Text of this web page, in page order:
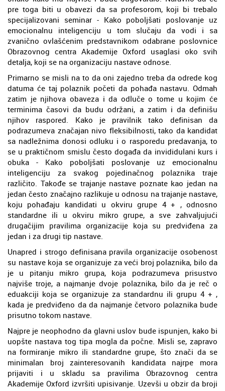
pre toga biti u obavezi da sa profesorom, koji bi trebalo
specijalizovani seminar - Kako poboljšati poslovanje uz
emocionalnu inteligenciju u tom slučaju da vodi i sa
zvanično ovlašćenim predstavnikom odabrane poslovnice
Obrazovnog centra Akademije Oxford usaglasi oko svih
detalja, koji se na organizaciju nastave odnose.
Primarno se misli na to da oni zajedno treba da odrede kog
datuma će taj polaznik početi da pohađa nastavu. Odmah
zatim je njihova obaveza i da odluče o tome u kojim će
terminima časovi da budu održani, a zatim i da definišu
njihov raspored. Kako je pravilnik tako definisan da
podrazumeva značajan nivo fleksibilnosti, tako da kandidat
sa nadležnima donosi odluku i o rasporedu predavanja, to
se u praktičnom smislu često događa da invididulani kurs i
obuka - Kako poboljšati poslovanje uz emocionalnu
inteligenciju za svakog pojedinačnog polaznika traje
različito. Takođe se trajanje nastave poznate kao jedan na
jedan često značajno razlikuje u odnosu na trajanje nastave,
koju pohađaju kandidati u okviru grupe 4 + , odnosno
standardne ili u okviru mikro grupe, a sve zahvaljujući
drugačijim pravilima organizacije koja su predviđena za
jedan i za drugi tip nastave.
Unapred i strogo definisana pravila organizacije osobenost
su nastave koja se organizuje za veći broj polaznika, bilo da
je u pitanju mikro grupa, koja podrazumeva prisustvo
najviše troje, a najmanje dvoje polaznika, bilo da je reč o
eduakciji koja se organizuje za standardnu ili grupu 4 + ,
kada je predviđeno da da najmanje četvoro polaznika bude
prisutno tokom nastave.
Najpre je neophodno da glavni uslov bude ispunjen, kako bi
uopšte nastava tog tipa mogla da počne. Misli se, zapravo
na formiranje mikro ili standardne grupe, što znači da se
minimalan broj zainteresovanih kandidata najrpe mora
prijaviti i u skladu sa pravilima Obrazovnog centra
Akademije Oxford izvršiti upisivanje. Uzevši u obzir da broji